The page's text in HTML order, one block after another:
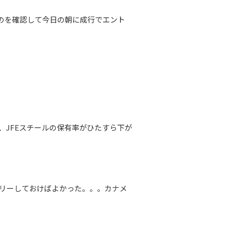
確認して今日の朝に成行でエント
JFEスチールの保有率がひたすら下が
ーしておけばよかった。。。カナメ